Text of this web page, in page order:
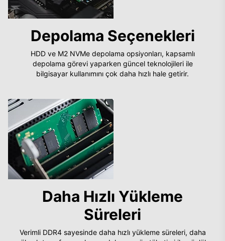
Depolama Seçenekleri
HDD ve M2 NVMe depolama opsiyonları, kapsamlı
depolama görevi yaparken güncel teknolojileri ile
bilgisayar kullanımını çok daha hızlı hale getirir.
Daha Hızlı Yükleme
Süreleri
Verimli DDR4 sayesinde daha hızlı yükleme süreleri, daha